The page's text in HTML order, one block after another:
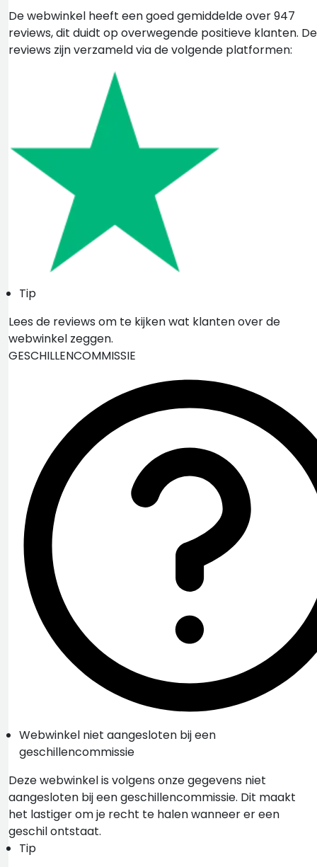
De webwinkel heeft een goed gemiddelde over 947
reviews, dit duidt op overwegende positieve klanten. De
reviews zijn verzameld via de volgende platformen:
Tip
Lees de reviews om te kijken wat klanten over de
webwinkel zeggen.
GESCHILLENCOMMISSIE
Webwinkel niet aangesloten bij een
geschillencommissie
Deze webwinkel is volgens onze gegevens niet
aangesloten bij een geschillencommissie. Dit maakt
het lastiger om je recht te halen wanneer er een
geschil ontstaat.
Tip